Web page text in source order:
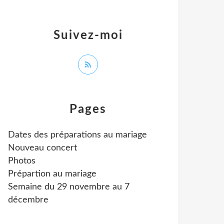
Pages
Dates des préparations au mariage
Nouveau concert
Photos
Prépartion au mariage
Semaine du 29 novembre au 7
décembre
Suivez-moi